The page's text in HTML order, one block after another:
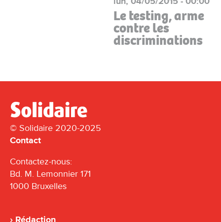
Le testing, arme
contre les
discriminations
© Solidaire 2020-2025
Contact
Contactez-nous:
Bd. M. Lemonnier 171
1000 Bruxelles
Rédaction